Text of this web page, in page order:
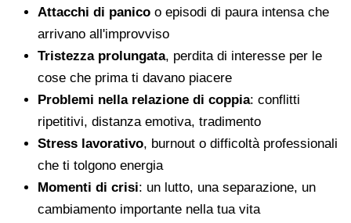
Attacchi di panico o episodi di paura intensa che
arrivano all'improvviso
Tristezza prolungata, perdita di interesse per le
cose che prima ti davano piacere
Problemi nella relazione di coppia: conflitti
ripetitivi, distanza emotiva, tradimento
Stress lavorativo, burnout o difficoltà professionali
che ti tolgono energia
Momenti di crisi: un lutto, una separazione, un
cambiamento importante nella tua vita